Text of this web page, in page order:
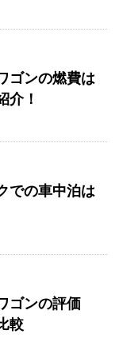
ゴンの燃費は
介！
での車中泊は
ゴンの評価
較